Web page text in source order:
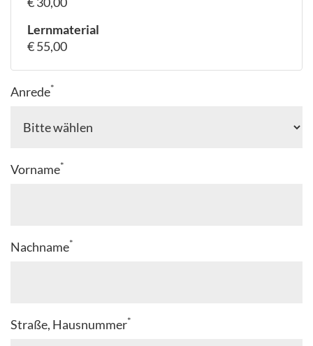
Lernmaterial
€ 55,00
Anrede*
Vorname*
Nachname*
Straße, Hausnummer*